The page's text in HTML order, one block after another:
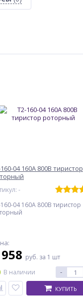
04 160А 800В тиристор
-
04 160А 800В тиристор
руб. за 1 шт
В наличии
-
КУПИТЬ